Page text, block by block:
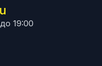
19:00